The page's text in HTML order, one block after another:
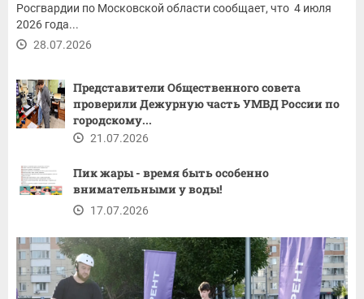
Росгвардии по Московской области сообщает, что 4 июля
2026 года...
28.07.2026
Представители Общественного совета
проверили Дежурную часть УМВД России по
городскому...
21.07.2026
Пик жары - время быть особенно
внимательными у воды!
17.07.2026